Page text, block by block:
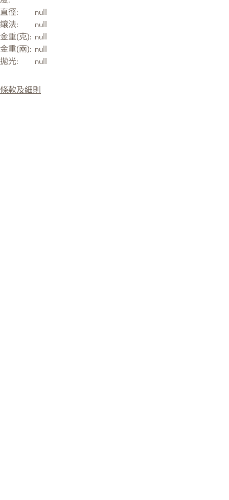
直徑:
null
鑲法:
null
金重(克): null
金重(兩): null
拋光:
null
條款及細則